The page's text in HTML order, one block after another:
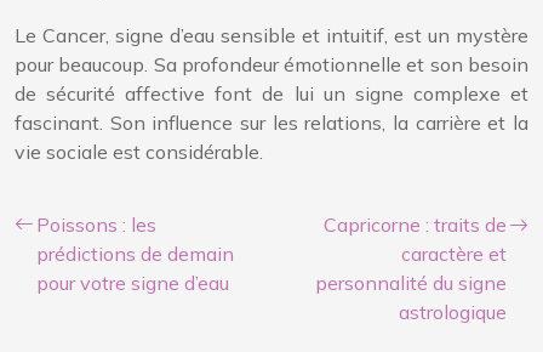
Le Cancer, signe d’eau sensible et intuitif, est un mystère
pour beaucoup. Sa profondeur émotionnelle et son besoin
de sécurité affective font de lui un signe complexe et
fascinant. Son influence sur les relations, la carrière et la
vie sociale est considérable.
Poissons : les
prédictions de demain
pour votre signe d’eau
Capricorne : traits de
caractère et
personnalité du signe
astrologique